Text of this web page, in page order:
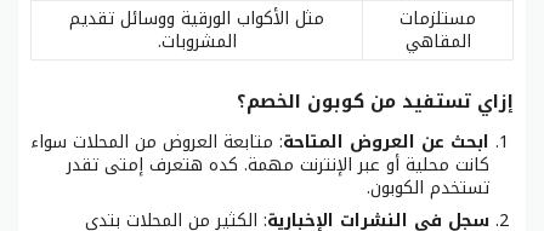
مستلزمات
المقاهي
مثل الأكواب الورقية ووسائل تقديم
المشروبات.
إزاي تستفيد من كوبون الخصم؟
ابحث عن العروض المتاحة: متابعة العروض من المحلات سواء
كانت محلية أو عبر الإنترنت مهمة. كده هتعرف إمتى تقدر
تستخدم الكوبون.
سجل في النشرات الإخبارية: الكثير من المحلات بتدي